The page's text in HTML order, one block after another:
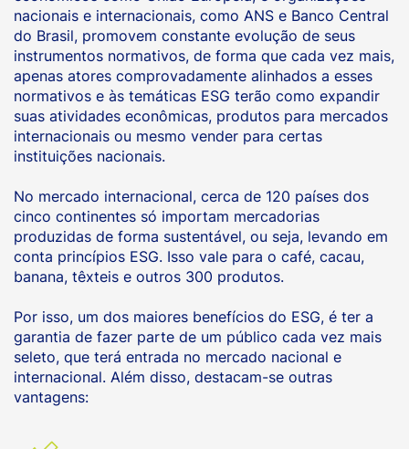
nacionais e internacionais, como ANS e Banco Central
do Brasil, promovem constante evolução de seus
instrumentos normativos, de forma que cada vez mais,
apenas atores comprovadamente alinhados a esses
normativos e às temáticas ESG terão como expandir
suas atividades econômicas, produtos para mercados
internacionais ou mesmo vender para certas
instituições nacionais.
No mercado internacional, cerca de 120 países dos
cinco continentes só importam mercadorias
produzidas de forma sustentável, ou seja, levando em
conta princípios ESG. Isso vale para o café, cacau,
banana, têxteis e outros 300 produtos.
Por isso, um dos maiores benefícios do ESG, é ter a
garantia de fazer parte de um público cada vez mais
seleto, que terá entrada no mercado nacional e
internacional. Além disso, destacam-se outras
vantagens: